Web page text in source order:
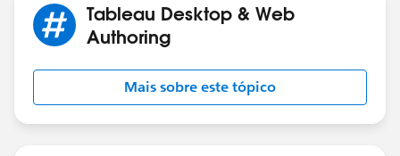
Tableau Desktop & Web
Authoring
Mais sobre este tópico